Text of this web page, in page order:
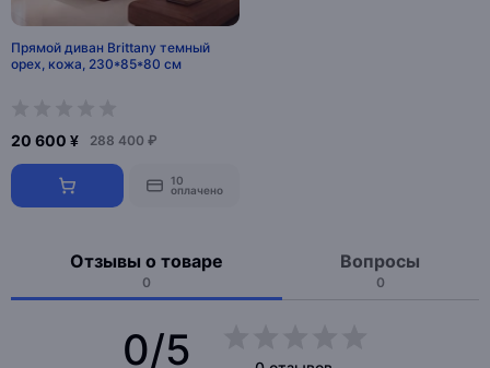
Прямой диван Brittany темный
орех, кожа, 230*85*80 см
20 600 ¥ 288 400 ₽
10
оплачено
Отзывы о товаре
0
Вопросы
0
0/5